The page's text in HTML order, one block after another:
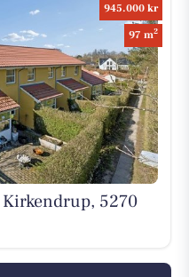
945.000 kr
97 m2
5270